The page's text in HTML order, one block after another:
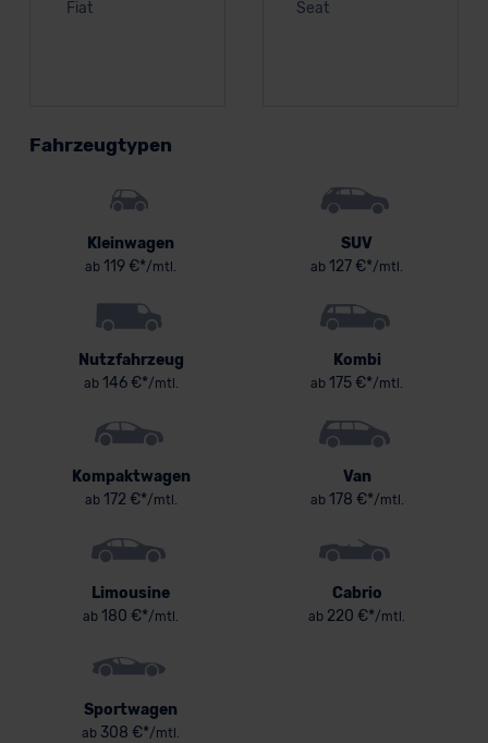
Fiat Seat
Fahrzeugtypen
Kleinwagen
ab 119 €*/mtl.
SUV
ab 127 €*/mtl.
Nutzfahrzeug
ab146 €*/mtl.
Kombi
ab 175 €*/mtl.
Kompaktwagen
ab172 €*/mtl.
Van
ab178 €*/mtl.
Limousine
ab 180 €*/mtl.
Cabrio
ab 220 €*/mtl.
Sportwagen
ab 308 €*/mtl.